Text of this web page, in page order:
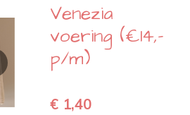
Venezia
voering (€14,-
p/m)
€ 1,40